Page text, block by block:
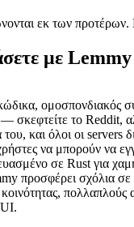
εκ των προτέρων.
με Lemmy
ομοσπονδιακός
σκεφτείτε το Reddit,
του, και όλοι οι servers
να μπορούν να
σε Rust για
προσφέρει σχόλια
πολλαπλούς